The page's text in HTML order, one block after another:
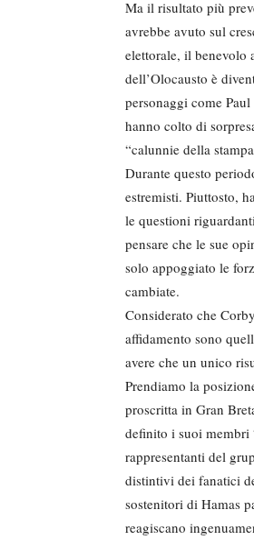
Ma il risultato più
avrebbe avuto sul
elettorale, il benevolo
dell’Olocausto è
personaggi come
hanno colto di
“calunnie della
Durante questo
estremisti. Piuttosto,
le questioni
pensare che le sue
solo appoggiato le
cambiate.
Considerato che
affidamento sono
avere che un unico
Prendiamo la
proscritta in Gran
definito i suoi membri
rappresentanti del
distintivi dei fanatici
sostenitori di Hamas
reagiscano